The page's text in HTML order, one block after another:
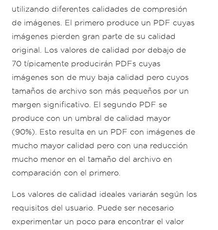
utilizando diferentes calidades de compresión
de imágenes. El primero produce un PDF cuyas
imágenes pierden gran parte de su calidad
original. Los valores de calidad por debajo de
70 típicamente producirán PDFs cuyas
imágenes son de muy baja calidad pero cuyos
tamaños de archivo son más pequeños por un
margen significativo. El segundo PDF se
produce con un umbral de calidad mayor
(90%). Esto resulta en un PDF con imágenes de
mucho mayor calidad pero con una reducción
mucho menor en el tamaño del archivo en
comparación con el primero.
Los valores de calidad ideales variarán según los
requisitos del usuario. Puede ser necesario
experimentar un poco para encontrar el valor